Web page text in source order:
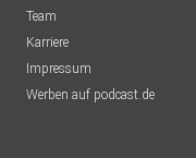
Team
Karriere
Impressum
Werben auf podcast.de